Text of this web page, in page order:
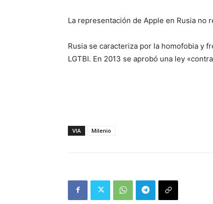
La representación de Apple en Rusia
Rusia se caracteriza por la homofobia y
LGTBI. En 2013 se aprobó una ley
VIA Milenio